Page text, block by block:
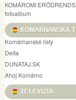
KOMÁROMI
fotoalbum
KOMÁRŇANSKÁ
Komárňanské listy
Delta
DUNATAJ.SK
Ahoj Komárno
TELEVÍZIA